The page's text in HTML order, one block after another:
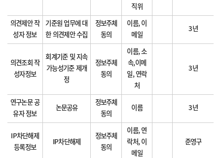
직위
의견제안 작
성자 정보
기준원 업무에 대
한 의견제안 수집
정보주체
동의
이름, 이
메일
3년
의견조회 작
성자정보
회계기준 및 지속
가능성기준 제개
정
정보주체
동의
이름, 소
속,이메
일, 연락
처
3년
연구논문 공
유자 정보
논문공유
정보주체
동의
이름 3년
IP차단해제
등록정보
IP차단해제
정보주체
동의
이름, 연
락처, 이
메일
준영구